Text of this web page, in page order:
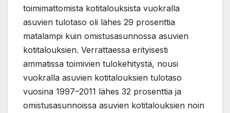
toimimattomista kotitalouksista vuokralla
asuvien tulotaso oli lähes 29 prosenttia
matalampi kuin omistusasunnossa asuvien
kotitalouksien. Verrattaessa erityisesti
ammatissa toimivien tulokehitystä, nousi
vuokralla asuvien kotitalouksien tulotaso
vuosina 1997–2011 lähes 32 prosenttia ja
omistusasunnoissa asuvien kotitalouksien noin